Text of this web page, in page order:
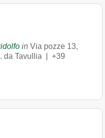
in Via pozze 13,
da Tavullia | +39